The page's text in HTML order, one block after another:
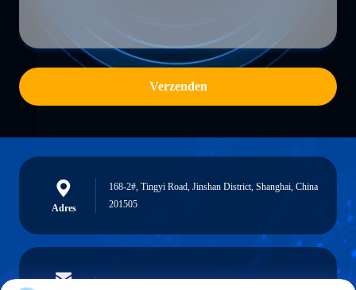
Verzenden
Adres
168-2#, Tingyi Road, Jinshan District, Shanghai, China
201505